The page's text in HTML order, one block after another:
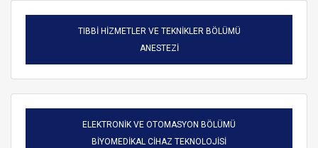
TIBBİ HİZMETLER VE TEKNİKLER BÖLÜMÜ
ANESTEZİ
ELEKTRONİK VE OTOMASYON BÖLÜMÜ
BİYOMEDİKAL CİHAZ TEKNOLOJİSİ